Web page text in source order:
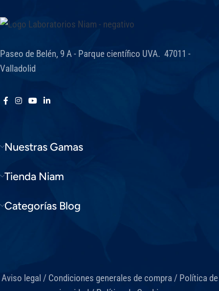
Paseo de Belén, 9 A - Parque científico UVA. 47011 -
Valladolid
Nuestras Gamas
Tienda Niam
Categorías Blog
Aviso legal / Condiciones generales de compra / Política de